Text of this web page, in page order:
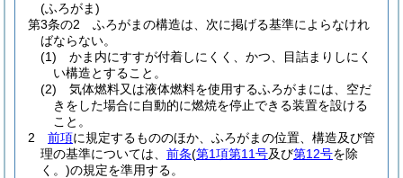
(ふろがま)
第3条の2
ふろがまの構造は、次に掲げる基準によらなけれ
ばならない。
(1)
かま内にすすが付着しにくく、かつ、目詰まりしにく
い構造とすること。
(2)
気体燃料又は液体燃料を使用するふろがまには、空だ
きをした場合に自動的に燃焼を停止できる装置を設ける
こと。
2
前項に規定するもののほか、ふろがまの位置、構造及び管
理の基準については、 前条(第1項第11号及び第12号を除
く。)の規定を準用する。